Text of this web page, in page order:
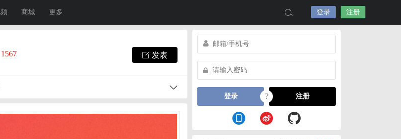
商城 更多 登录 注册
1567 发表
登录 ? 注册